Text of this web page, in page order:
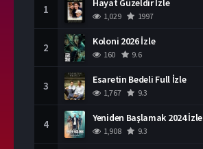
1 Hayat Güzeldir İzle
1,029 1997
2 Koloni 2026 İzle
160 9.6
3 Esaretin Bedeli Full İzle
1,767 9.3
4 Yeniden Başlamak 2024 İzle
1,908 9.3